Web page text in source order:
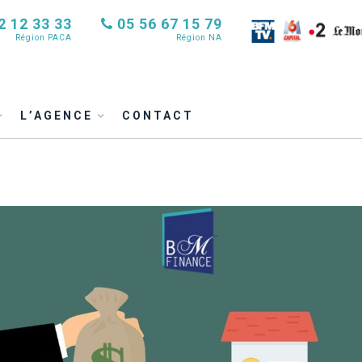
12 33 33
Région PACA
05 56 67 15 79
Région NA
L’AGENCE CONTACT